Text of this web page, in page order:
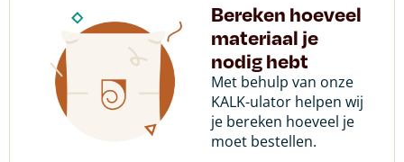
Bereken hoeveel
materiaal je
nodig hebt
Met behulp van onze
KALK-ulator helpen wij
je bereken hoeveel je
moet bestellen.